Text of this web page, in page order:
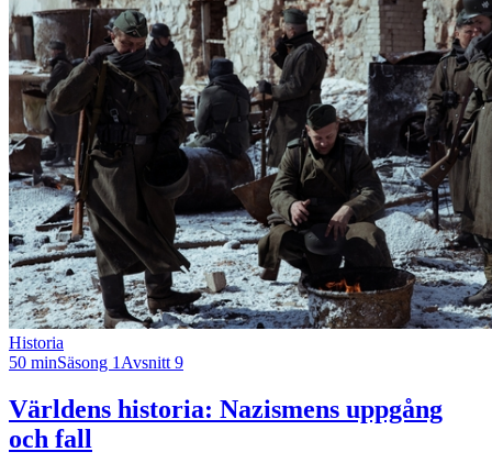
Historia
50 minSäsong 1 Avsnitt 9
Världens historia: Nazismens uppgång
och fall